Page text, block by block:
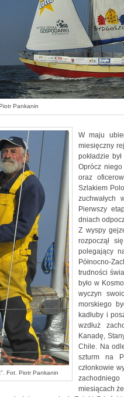
Pankanin
Fot. Piotr Pankanin
W maju
miesięczny
pokładzie
Oprócz niego
oraz
Szlakiem
zuchwałych
Pierwszy
dniach
Z wyspy
rozpoczął
polegający
Północno-
trudności
było w
wyczyn
morskiego
kadłuby i
wzdłuż
Kanadę,
Chile. Na
szturm na
członkowie
miesiącach